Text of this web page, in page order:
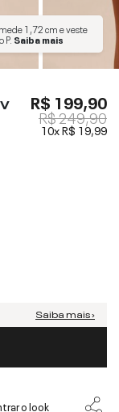
1,72 cme veste
P. Saiba mais
R$ 199,90
R$ 249,90
10xR$ 19,99
Saiba mais ›
o look